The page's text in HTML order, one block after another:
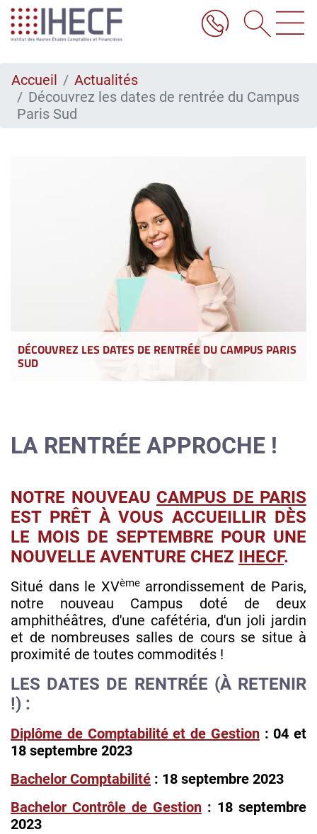
Aller
au
contenu
Accueil
Actualités
Découvrez les dates de rentrée du Campus
Paris Sud
DÉCOUVREZ LES DATES DE RENTRÉE DU CAMPUS PARIS
SUD
LA RENTRÉE APPROCHE !
NOTRE NOUVEAU CAMPUS DE PARIS
EST PRÊT À VOUS ACCUEILLIR DÈS
LE MOIS DE SEPTEMBRE POUR UNE
NOUVELLE AVENTURE CHEZ IHECF.
Situé dans le XVèmearrondissement de Paris,
notre nouveau Campus doté de deux
amphithéâtres, d'une cafétéria, d'un joli jardin
et de nombreuses salles de cours se situe à
proximité de toutes commodités !
LES DATES DE RENTRÉE (À RETENIR
!) :
Diplôme de Comptabilité et de Gestion: 04 et
18 septembre 2023
Bachelor Comptabilité : 18 septembre 2023
Bachelor Contrôle de Gestion : 18 septembre
2023